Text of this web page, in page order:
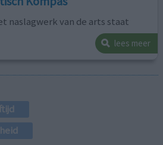
naslagwerk van de arts staat
lees meer